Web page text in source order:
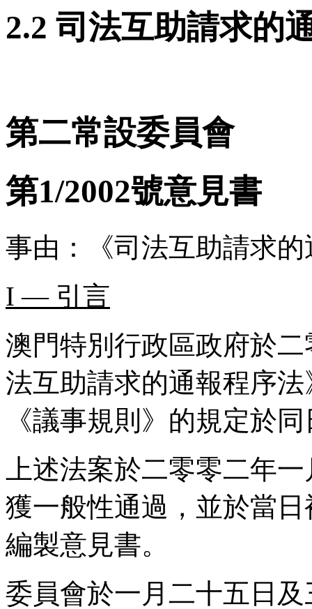
2.2 司法互助請求的
第二常設委員會
第1/2002號意見書
事由：《司法互助請求
I — 引言
澳門特別行政區政府於
法互助請求的通報程序
《議事規則》的規定於
上述法案於二零零二年
獲一般性通過，並於當
編製意見書。
委員會於一月二十五日